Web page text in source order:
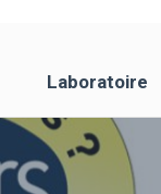
Laboratoire